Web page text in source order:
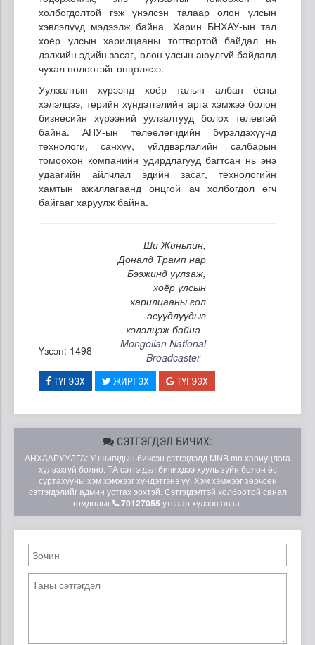
холбогдолтой гэж үнэлсэн талаар олон улсын
хэвлэлүүд мэдээлж байна. Харин БНХАУ-ын тал
хоёр улсын харилцааны тогтвортой байдал нь
дэлхийн эдийн засаг, олон улсын аюулгүй байдалд
чухал нөлөөтэйг онцолжээ.
Уулзалтын хүрээнд хоёр талын албан ёсны
хэлэлцээ, төрийн хүндэтгэлийн арга хэмжээ болон
бизнесийн хүрээний уулзалтууд болох төлөвтэй
байна. АНУ-ын төлөөлөгчдийн бүрэлдэхүүнд
технологи, санхүү, үйлдвэрлэлийн салбарын
томоохон компанийн удирдлагууд багтсан нь энэ
удаагийн айлчлал эдийн засаг, технологийн
хамтын ажиллагаанд онцгой ач холбогдол өгч
байгааг харуулж байна.
Ши Жиньпин,
Доналд Трамп нар
Бээжинд уулзаж,
хоёр улсын
харилцааны гол
асуудлуудыг
хэлэлцэж байна
Үзсэн: 1498
Mongolian National
Broadcaster
ТҮГЭЭХ ЖИРГЭХ ТҮГЭЭХ
СЭТГЭГДЭЛ БИЧИХ:
АНХААРУУЛГА: Уншигчдын бичсэн сэтгэгдэлд MNB.mn хариуцлага
хүлээхгүй болно. ТА сэтгэгдэл бичихдээ хууль зүйн болон ёс
суртахууны хэм хэмжээг хүндэтгэнэ үү. Хэм хэмжээг зөрчсөн
сэтгэгдэлийг админ устгах эрхтэй. Сэтгэгдэлтэй холбоотой санал
гомдолыг
70127055 утсаар хүлээн авна.